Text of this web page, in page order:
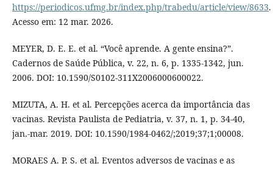
https://periodicos.ufmg.br/index.php/trabedu/article/view/8633.
Acesso em: 12 mar. 2026.
MEYER, D. E. E. et al. “Você aprende. A gente ensina?”.
Cadernos de Saúde Pública, v. 22, n. 6, p. 1335-1342, jun.
2006. DOI: 10.1590/S0102-311X2006000600022.
MIZUTA, A. H. et al. Percepções acerca da importância das
vacinas. Revista Paulista de Pediatria, v. 37, n. 1, p. 34-40,
jan.-mar. 2019. DOI: 10.1590/1984-0462/;2019;37;1;00008.
MORAES A. P. S. et al. Eventos adversos de vacinas e as